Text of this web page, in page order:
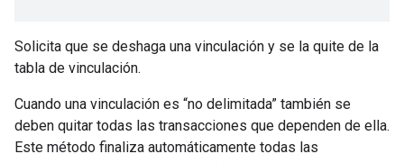
Solicita que se deshaga una vinculación y se la quite de la
tabla de vinculación.
Cuando una vinculación es “no delimitada” también se
deben quitar todas las transacciones que dependen de ella.
Este método finaliza automáticamente todas las